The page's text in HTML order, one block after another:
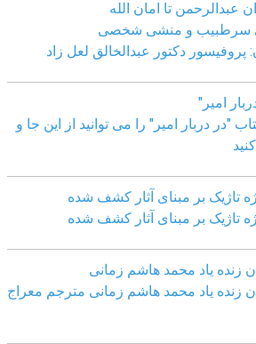
تا امان الله
سرطبیب و منشی شخصی
پروفیسور دکتور عبدالخالق لعل زاد
امیر"
دربار امیر" را می توانید از این جا و
تاژیک بر مبنای آثار کشف شده
تاژیک بر مبنای آثار کشف شده
زنده یاد محمد هاشم زمانی
زنده یاد محمد هاشم زمانی مترجم معراج